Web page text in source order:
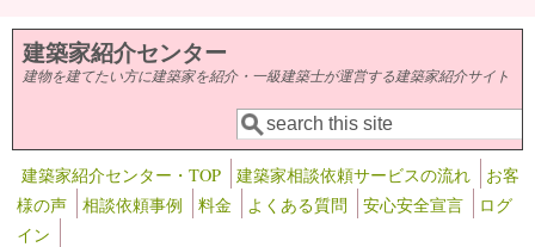
メインコンテンツに移動
建築家紹介センター
建物を建てたい方に建築家を紹介・一級建築士が運営する建築家紹介サイト
検索フォーム
検索
建築家紹介センター・TOP 建築家相談依頼サービスの流れ
お客
様の声
相談依頼事例 料金 よくある質問 安心安全宣言
ログ
イン